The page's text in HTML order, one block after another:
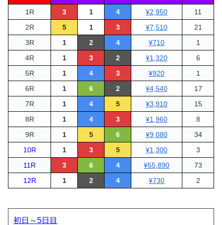
1R
3 1 4 ¥2,950
11
2R
5 1 3 ¥7,510
21
3R
1 2 4 ¥710
1
4R
1 3 2 ¥1,320
6
5R
1 4 3 ¥920
1
6R
1 6 2 ¥4,540
17
7R
1 4 5 ¥3,910
15
8R
1 4 3 ¥1,960
8
9R
1 5 6 ¥9,080
34
10R
1 3 5 ¥1,300
3
11R
3 6 4 ¥55,890
73
12R
1 2 4 ¥730 2
初日～5日目